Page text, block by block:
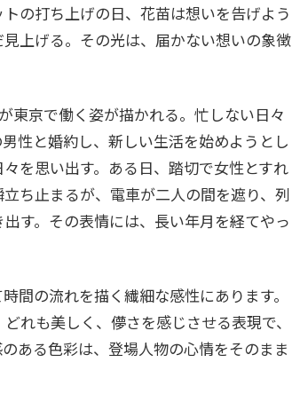
の打ち上げの日、花苗は想いを告げよう
上げる。その光は、届かない想いの象徴
東京で働く姿が描かれる。忙しない日々
性と婚約し、新しい生活を始めようとし
を思い出す。ある日、踏切で女性とすれ
ち止まるが、電車が二人の間を遮り、列
す。その表情には、長い年月を経てやっ
間の流れを描く繊細な感性にあります。
れも美しく、儚さを感じさせる表現で、
ある色彩は、登場人物の心情をそのまま